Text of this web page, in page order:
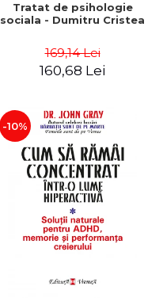
Tratat de psihologie
sociala - Dumitru Cristea
169,14 Lei
160,68 Lei
-10%